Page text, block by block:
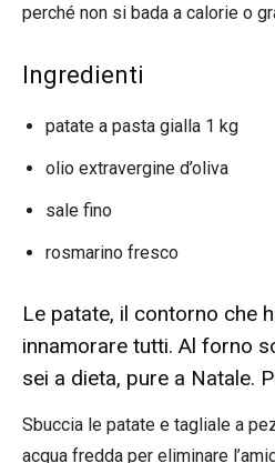
perché non si bada a calorie o
Ingredienti
patate a pasta gialla 1 kg
olio extravergine d’oliva
sale fino
rosmarino fresco
Le patate, il contorno che
innamorare tutti. Al forno
sei a dieta, pure a Natale.
Sbuccia le patate e tagliale a
acqua fredda per eliminare